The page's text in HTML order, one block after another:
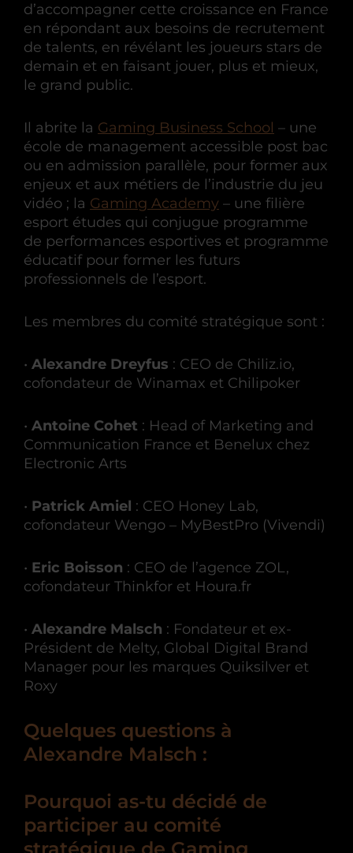
d’accompagner cette croissance en France
en répondant aux besoins de recrutement
de talents, en révélant les joueurs stars de
demain et en faisant jouer, plus et mieux,
le grand public.
Il abrite la Gaming Business School – une
école de management accessible post bac
ou en admission parallèle, pour former aux
enjeux et aux métiers de l’industrie du jeu
vidéo ; la Gaming Academy – une filière
esport études qui conjugue programme
de performances esportives et programme
éducatif pour former les futurs
professionnels de l’esport.
Les membres du comité stratégique sont :
• Alexandre Dreyfus : CEO de Chiliz.io,
cofondateur de Winamax et Chilipoker
• Antoine Cohet : Head of Marketing and
Communication France et Benelux chez
Electronic Arts
• Patrick Amiel : CEO Honey Lab,
cofondateur Wengo – MyBestPro (Vivendi)
• Eric Boisson : CEO de l’agence ZOL,
cofondateur Thinkfor et Houra.fr
• Alexandre Malsch : Fondateur et ex-
Président de Melty, Global Digital Brand
Manager pour les marques Quiksilver et
Roxy
Quelques questions à
Alexandre Malsch :
Pourquoi as-tu décidé de
participer au comité